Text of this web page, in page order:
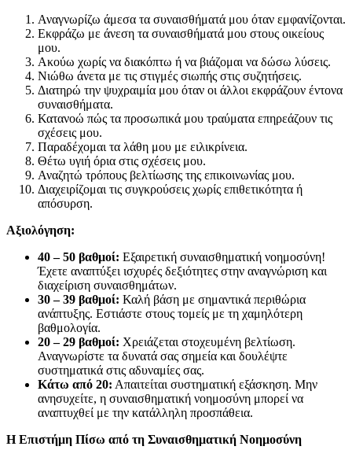
Αναγνωρίζω άμεσα τα συναισθήματά μου όταν εμφανίζονται.
Εκφράζω με άνεση τα συναισθήματά μου στους οικείους
μου.
Ακούω χωρίς να διακόπτω ή να βιάζομαι να δώσω λύσεις.
Νιώθω άνετα με τις στιγμές σιωπής στις συζητήσεις.
Διατηρώ την ψυχραιμία μου όταν οι άλλοι εκφράζουν έντονα
συναισθήματα.
Κατανοώ πώς τα προσωπικά μου τραύματα επηρεάζουν τις
σχέσεις μου.
Παραδέχομαι τα λάθη μου με ειλικρίνεια.
Θέτω υγιή όρια στις σχέσεις μου.
Αναζητώ τρόπους βελτίωσης της επικοινωνίας μου.
Διαχειρίζομαι τις συγκρούσεις χωρίς επιθετικότητα ή
απόσυρση.
Αξιολόγηση:
40 – 50 βαθμοί: Εξαιρετική συναισθηματική νοημοσύνη!
Έχετε αναπτύξει ισχυρές δεξιότητες στην αναγνώριση και
διαχείριση συναισθημάτων.
30 – 39 βαθμοί: Καλή βάση με σημαντικά περιθώρια
ανάπτυξης. Εστιάστε στους τομείς με τη χαμηλότερη
βαθμολογία.
20 – 29 βαθμοί: Χρειάζεται στοχευμένη βελτίωση.
Αναγνωρίστε τα δυνατά σας σημεία και δουλέψτε
συστηματικά στις αδυναμίες σας.
Κάτω από 20: Απαιτείται συστηματική εξάσκηση. Μην
ανησυχείτε, η συναισθηματική νοημοσύνη μπορεί να
αναπτυχθεί με την κατάλληλη προσπάθεια.
Η Επιστήμη Πίσω από τη Συναισθηματική Νοημοσύνη